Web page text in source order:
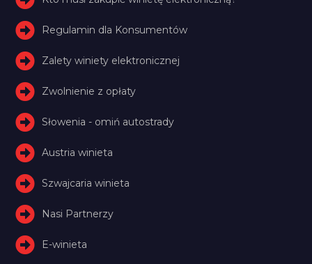
Regulamin dla Konsumentów
Zalety winiety elektronicznej
Zwolnienie z opłaty
Słowenia - omiń autostrady
Austria winieta
Szwajcaria winieta
Nasi Partnerzy
E-winieta